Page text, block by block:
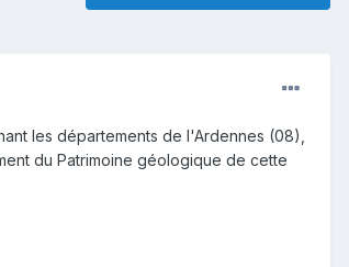
les départements de l'Ardennes (08),
du Patrimoine géologique de cette